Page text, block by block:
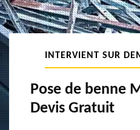
INTERVIENT SUR
Pose de benne
Devis Gratuit